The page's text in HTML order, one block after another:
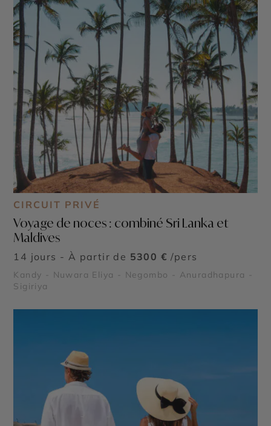
CIRCUIT PRIVÉ
Voyage de noces : combiné Sri Lanka et
Maldives
14 jours - À partir de 5300 € /pers
Kandy - Nuwara Eliya - Negombo - Anuradhapura -
Sigiriya